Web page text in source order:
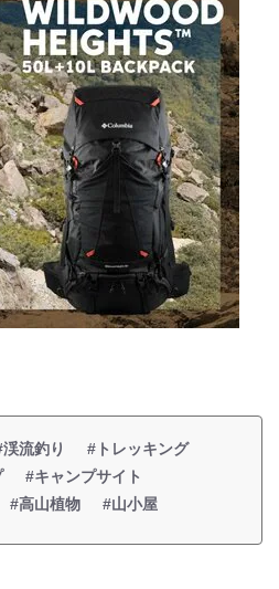
渓流釣り
#トレッキング
#キャンプサイト
#高山植物 #山小屋